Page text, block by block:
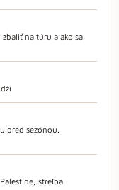
na túru a ako sa
pred sezónou.
streľba